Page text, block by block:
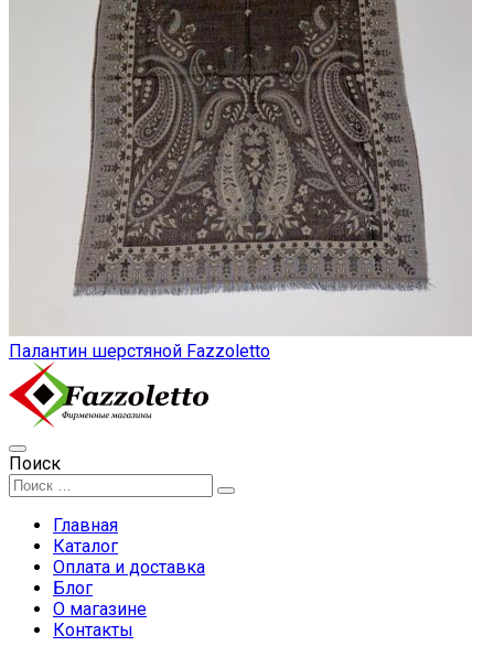
Палантин шерстяной Fazzoletto
Поиск
Главная
Каталог
Оплата и доставка
Блог
О магазине
Контакты